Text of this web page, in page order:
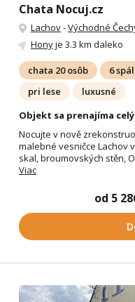
Chata Nocuj.cz
Lachov-Východné
Honyje 3.3 km daleko
chata 20 osôb 6
pri lese
luxusné
Objekt sa prenajíma celý
Nocujte v nově
malebné vesničce Lachov
skal, broumovských stěn,
Viac
od 5